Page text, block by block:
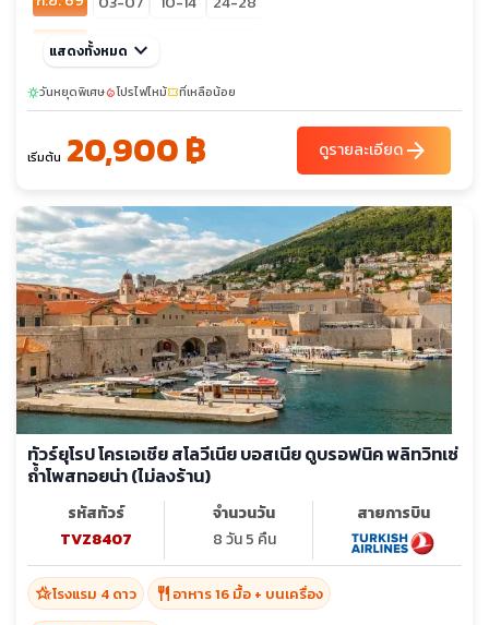
ต.ค. 69
09-13
แสดงทั้งหมด keyboard_arrow_down
sunnyวันหยุดพิเศษlocal_fire_departmentโปรไฟไหม้confirmation_numberที่เหลือน้อย
เริ่มต้น 20,900 ฿ ดูรายละเอียดarrow_forward
ทัวร์ยุโรป โครเอเชีย สโลวีเนีย บอสเนีย ดูบรอฟนิค พลิทวิทเซ่
ถ้ำโพสทอยน่า (ไม่ลงร้าน)
รหัสทัวร์
TVZ8407
จำนวนวัน
8 วัน 5 คืน
สายการบิน
hotel_classโรงแรม 4 ดาว restaurant อาหาร 16 มื้อ + บนเครื่อง